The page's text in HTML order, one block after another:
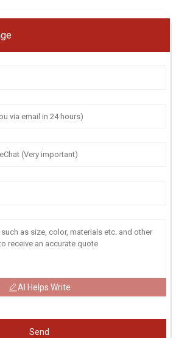
AI Helps Write
Send